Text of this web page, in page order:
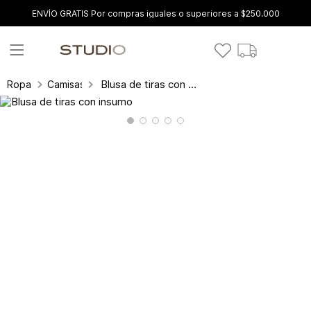
ENVÍO GRATIS Por compras iguales o superiores a $250.000
Ropa Camisas y blusas Blusa de tiras con insumo